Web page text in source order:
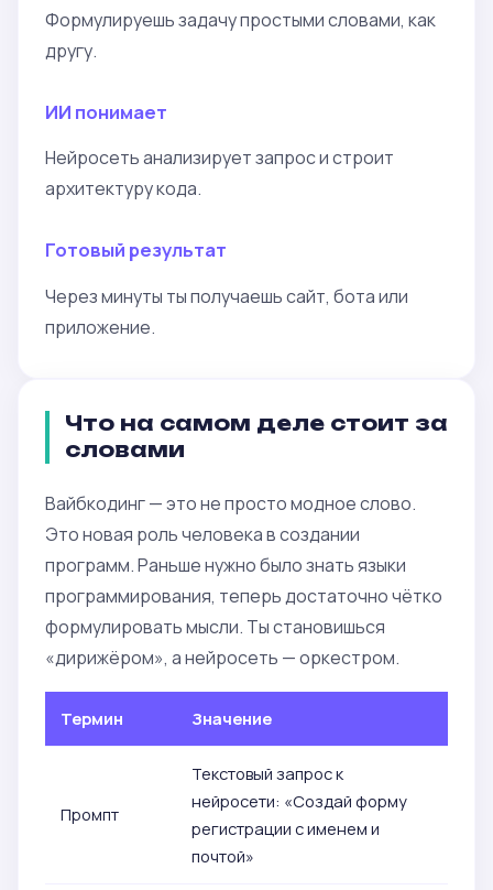
Формулируешь задачу простыми словами, как
другу.
ИИ понимает
Нейросеть анализирует запрос и строит
архитектуру кода.
Готовый результат
Через минуты ты получаешь сайт, бота или
приложение.
Что на самом деле стоит за
словами
Вайбкодинг — это не просто модное слово.
Это новая роль человека в создании
программ. Раньше нужно было знать языки
программирования, теперь достаточно чётко
формулировать мысли. Ты становишься
«дирижёром», а нейросеть — оркестром.
Термин Значение
Промпт
Текстовый запрос к
нейросети: «Создай форму
регистрации с именем и
почтой»